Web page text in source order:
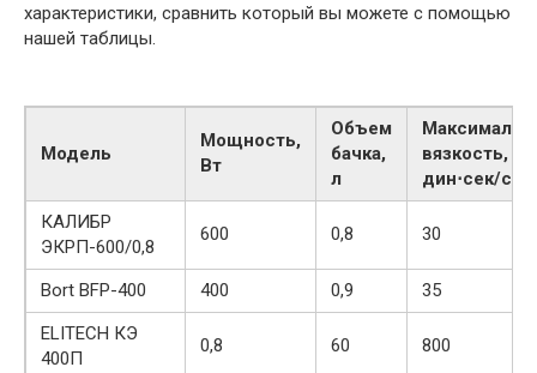
характеристики, сравнить который вы можете с помощью
нашей таблицы.
Модель
Мощность,
Вт
Объем
бачка,
л
вязкость,
дин⋅сек/см²
КАЛИБР
ЭКРП-600/0,8
600 0,8 30
Bort BFP-400 400 0,9
35
ELITECH КЭ
400П
0,8 60 800